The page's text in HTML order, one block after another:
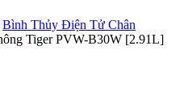
Bình Thủy Điện Tử Chân
Tiger PVW-B30W [2.91L]